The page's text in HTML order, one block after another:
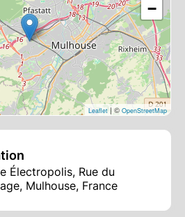
−
Leaflet | © OpenStreetMap
Électropolis, Rue du
Mulhouse, France